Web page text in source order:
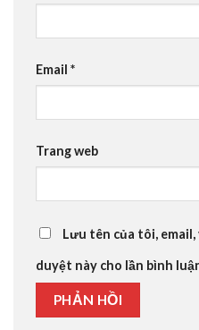
Email *
Trang web
Lưu tên của tôi,
duyệt này cho lần bình